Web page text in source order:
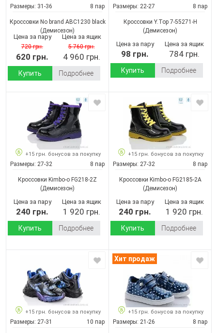
Размеры: 31-36 8 пар
Кроссовки No brand ABC1230 black
(Демисезон)
Цена за пару
720 грн.
620 грн.
Цена за ящик
5 760 грн.
4 960 грн.
Купить Подробнее
Размеры: 22-27 8 пар
Кроссовки Y.Top 7-55271-H
(Демисезон)
Цена за пару
98 грн.
Цена за ящик
784 грн.
Купить Подробнее
+15 грн. бонусов за покупку
Размеры: 27-32 8 пар
Кроссовки Kimbo-o FG218-2Z
(Демисезон)
Цена за пару
240 грн.
Цена за ящик
1 920 грн.
Купить Подробнее
+15 грн. бонусов за покупку
Размеры: 27-32 8 пар
Кроссовки Kimbo-o FG2185-2A
(Демисезон)
Цена за пару
240 грн.
Цена за ящик
1 920 грн.
Купить Подробнее
+15 грн. бонусов за покупку
Размеры: 27-31 10 пар
Хит продаж
+15 грн. бонусов за покупку
Размеры: 21-26 8 пар